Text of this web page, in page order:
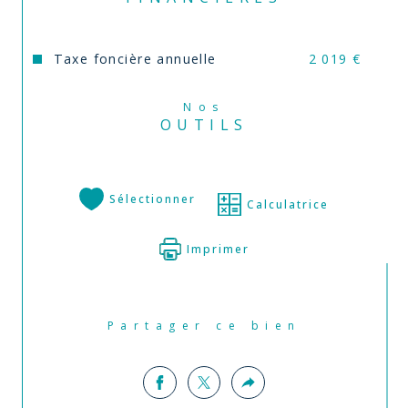
Taxe foncière annuelle 2 019 €
Nos
OUTILS
Sélectionner Calculatrice
Imprimer
Partager ce bien